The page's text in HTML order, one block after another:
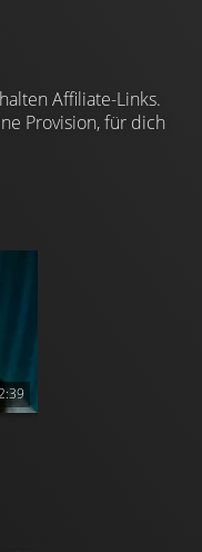
Affiliate-Links.
Provision, für dich